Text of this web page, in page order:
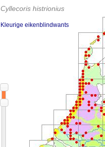
Cyllecoris histrionius
Kleurige eikenblindwants